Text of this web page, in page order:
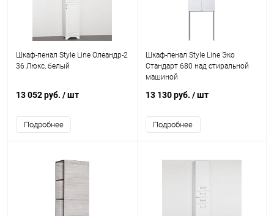
Шкаф-пенал Style Line Олеандр-2
36 Люкс, белый
13 052 руб. / шт
Подробнее
Шкаф-пенал Style Line Эко
Стандарт 680 над стиральной
машиной
13 130 руб. / шт
Подробнее